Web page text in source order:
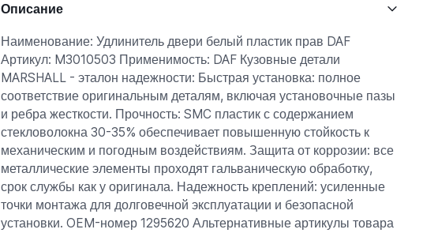
Описание
Наименование: Удлинитель двери белый пластик прав DAF
Артикул: M3010503 Применимость: DAF Кузовные детали
MARSHALL - эталон надежности: Быстрая установка: полное
соответствие оригинальным деталям, включая установочные пазы
и ребра жесткости. Прочность: SMC пластик с содержанием
стекловолокна 30-35% обеспечивает повышенную стойкость к
механическим и погодным воздействиям. Защита от коррозии: все
металлические элементы проходят гальваническую обработку,
срок службы как у оригинала. Надежность креплений: усиленные
точки монтажа для долговечной эксплуатации и безопасной
установки. OEM-номер 1295620 Альтернативные артикулы товара